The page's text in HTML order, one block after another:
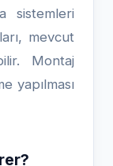
sistemleri
mevcut
Montaj
yapılması